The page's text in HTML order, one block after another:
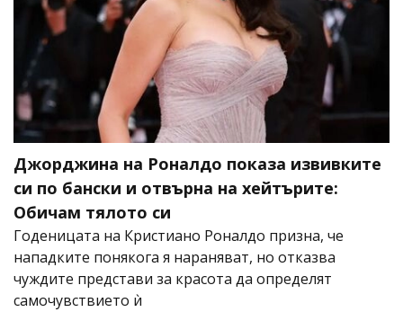
Джорджина на Роналдо показа извивките
си по бански и отвърна на хейтърите:
Обичам тялото си
Годеницата на Кристиано Роналдо призна, че
нападките понякога я нараняват, но отказва
чуждите представи за красота да определят
самочувствието ѝ